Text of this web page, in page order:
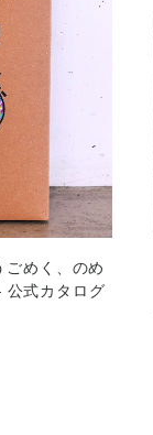
めく、のめ
式カタログ